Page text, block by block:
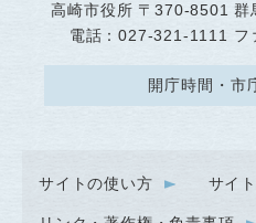
高崎市役所 〒370-8501 群
電話：027-321-1111
開庁時間・市
サイトの使い方 サイ